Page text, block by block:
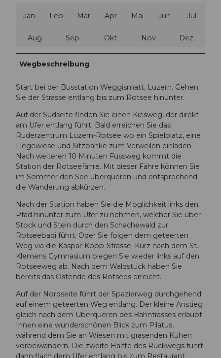
Jan Feb Mär Apr Mai Jun Jul
Aug Sep Okt Nov Dez
Wegbeschreibung
Start bei der Busstation Weggismatt, Luzern. Gehen
Sie der Strasse entlang bis zum Rotsee hinunter.
Auf der Südseite finden Sie einen Kiesweg, der direkt
am Ufer entlang führt. Bald erreichen Sie das
Ruderzentrum Luzern-Rotsee wo ein Spielplatz, eine
Liegewiese und Sitzbänke zum Verweilen einladen.
Nach weiteren 10 Minuten Fussweg kommt die
Station der Rotseefähre. Mit dieser Fähre können Sie
im Sommer den See überqueren und entsprechend
die Wanderung abkürzen.
Nach der Station haben Sie die Möglichkeit links den
Pfad hinunter zum Ufer zu nehmen, welcher Sie über
Stock und Stein durch den Schachewald zur
Rotseebadi führt. Oder Sie folgen dem geteerten
Weg via die Kaspar-Kopp-Strasse. Kurz nach dem St.
Klemens Gymnasium biegen Sie wieder links auf den
Rotseeweg ab. Nach dem Waldstück haben Sie
bereits das Ostende des Rotsees erreicht.
Auf der Nordseite führt der Spazierweg durchgehend
auf einem geteerten Weg entlang. Der kleine Anstieg
gleich nach dem Überqueren des Bahntrasses erlaubt
Ihnen eine wunderschönen Blick zum Pilatus,
während dem Sie an Wiesen mit grasenden Kühen
vorbeiwandern. Die zweite Hälfte des Rückwegs führt
dann flach dem Ufer entlang bis zum Restaurant